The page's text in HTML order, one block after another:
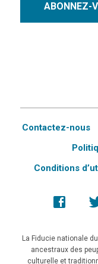
ABONNEZ-
Contactez-nous
Conditions
La Fiducie nationale
ancestraux des
culturelle et